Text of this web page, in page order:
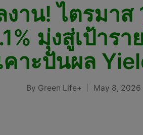
งาน! ไตรมา
มุ่งสู่เป้าร
คาะปันผล
Posted
By Green Life+ May 8, 2026